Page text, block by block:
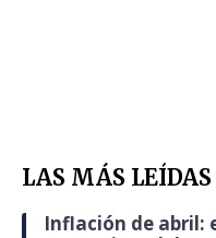
LAS MÁS LEÍDAS
Inflación de abril: